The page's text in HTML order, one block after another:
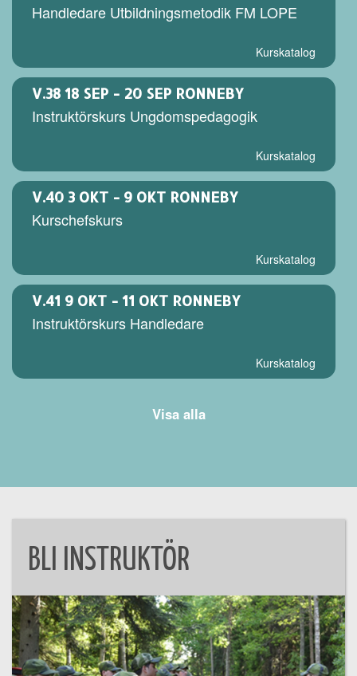
Handledare Utbildningsmetodik FM LOPE
Kurskatalog
V.38 18 SEP - 20 SEP RONNEBY
Instruktörskurs Ungdomspedagogik
Kurskatalog
V.40 3 OKT - 9 OKT RONNEBY
Kurschefskurs
Kurskatalog
V.41 9 OKT - 11 OKT RONNEBY
Instruktörskurs Handledare
Kurskatalog
Visa alla
BLI INSTRUKTÖR